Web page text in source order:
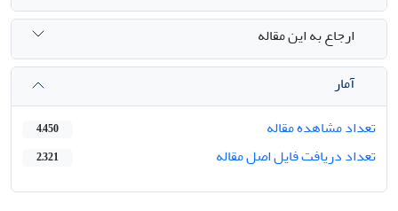
ارجاع به این مقاله
آمار
تعداد مشاهده مقاله
4,450
تعداد دریافت فایل اصل مقاله 2,321